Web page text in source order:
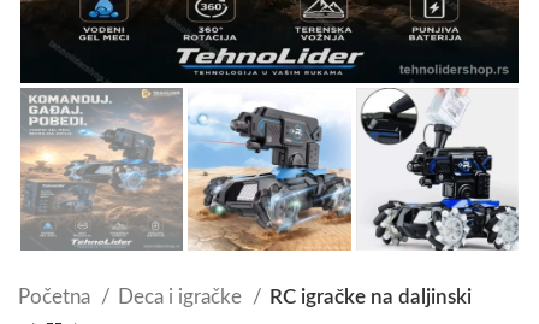
Početna Deca i igračke RC igračke na daljinski